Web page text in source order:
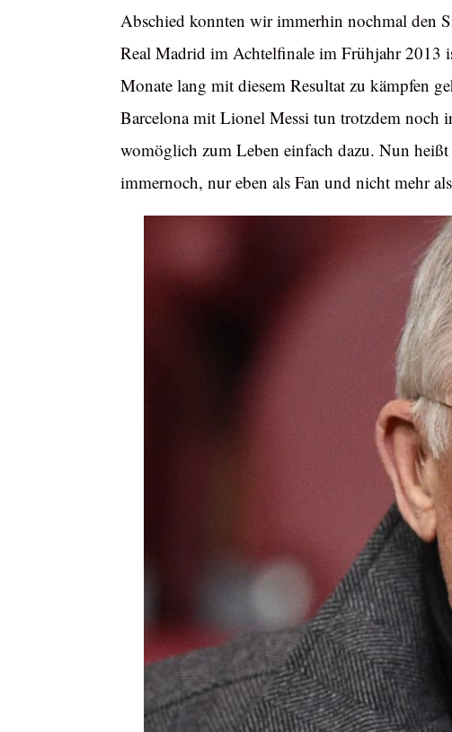
Abschied konnten wir immerhin nochmal den
Real Madrid im Achtelfinale im Frühjahr 2013
Monate lang mit diesem Resultat zu kämpfen
Barcelona mit Lionel Messi tun trotzdem noch
womöglich zum Leben einfach dazu. Nun
immernoch, nur eben als Fan und nicht mehr